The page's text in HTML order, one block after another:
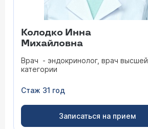
Колодко Инна
Михайловна
Врач - эндокринолог, врач высшей
категории
Стаж 31 год
Записаться на прием